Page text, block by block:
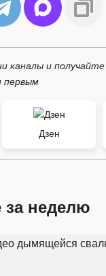
каналы и
первым
Дзен
за неделю